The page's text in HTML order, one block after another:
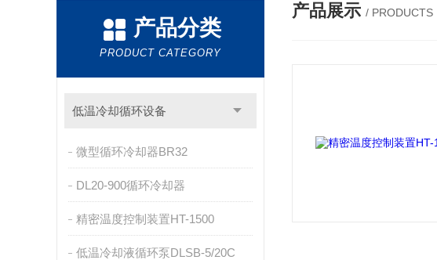
产品分类
PRODUCT CATEGORY
低温冷却循环设备
微型循环冷却器BR32
DL20-900循环冷却器
精密温度控制装置HT-1500
低温冷却液循环泵DLSB-5/20C
产品展示 / PRODUCTS